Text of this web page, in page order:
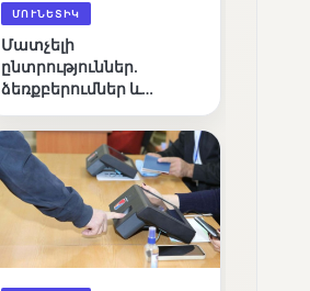
ՄՈՒՆԵՏԻԿ
Մատչելի
ընտրություններ.
ձեռքբերումներ և
բացթողումներ